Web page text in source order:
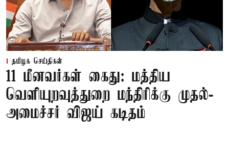
தமிழக செய்திகள்
11 மீனவர்கள் கைது: மத்திய
வெளியுறவுத்துறை மந்திரிக்கு முதல்-
அமைச்சர் விஜய் கடிதம்